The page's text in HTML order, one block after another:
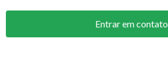
Entrar em contato